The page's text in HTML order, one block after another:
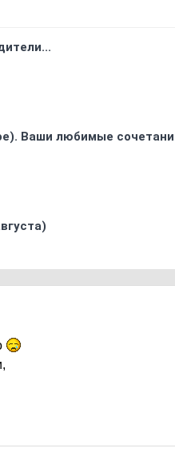
Ваши любимые